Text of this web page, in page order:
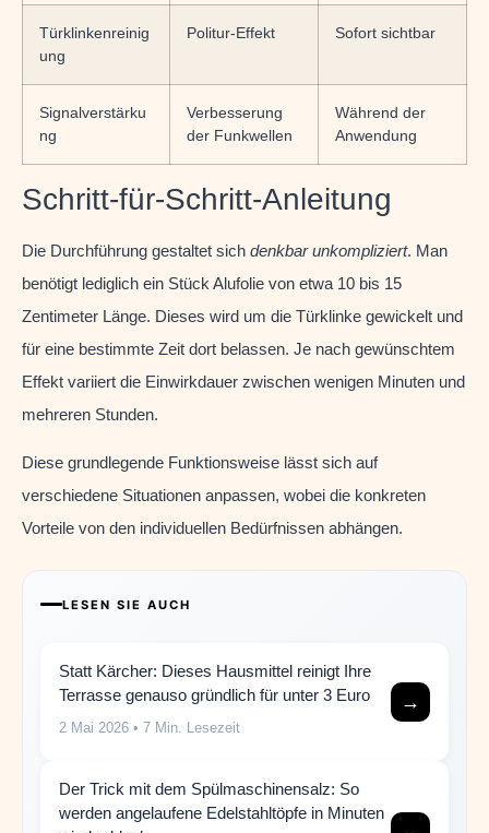
Türklinkenreinig
ung
Politur-Effekt Sofort sichtbar
Signalverstärku
ng
Verbesserung
der Funkwellen
Während der
Anwendung
Schritt-für-Schritt-Anleitung
Die Durchführung gestaltet sich denkbar unkompliziert. Man
benötigt lediglich ein Stück Alufolie von etwa 10 bis 15
Zentimeter Länge. Dieses wird um die Türklinke gewickelt und
für eine bestimmte Zeit dort belassen. Je nach gewünschtem
Effekt variiert die Einwirkdauer zwischen wenigen Minuten und
mehreren Stunden.
Diese grundlegende Funktionsweise lässt sich auf
verschiedene Situationen anpassen, wobei die konkreten
Vorteile von den individuellen Bedürfnissen abhängen.
LESEN SIE AUCH
Statt Kärcher: Dieses Hausmittel reinigt Ihre
Terrasse genauso gründlich für unter 3 Euro
2 Mai 2026 • 7 Min. Lesezeit
→
Der Trick mit dem Spülmaschinensalz: So
werden angelaufene Edelstahltöpfe in Minuten